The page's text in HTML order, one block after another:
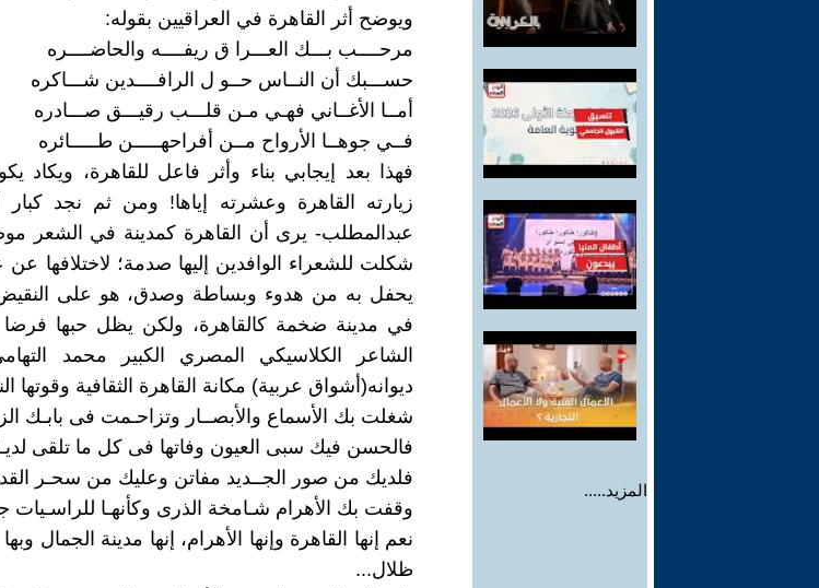
المزيد.....
ويوضح أثر القاهرة في العراقيين بقوله:
مرحــــب بـــك العـــرا ق ريفــــه والحاضــــره
حســـبك أن النــاس حــو ل الرافــــدين شـــاكره
أمــا الأغــاني فهـي مـن قلـــب رقيـــق صـــادره
فــي جوهــا الأرواح مــن أفراحهـــــن طـــــائره
فهذا بعد إيجابي بناء وأثر فاعل للقاهرة،
زيارته القاهرة وعشرته إياها! ومن ثم نجد كبار
عبدالمطلب- يرى أن القاهرة كمدينة في الشعر
شكلت للشعراء الوافدين إليها صدمة؛ لاختلافها عن
يحفل به من هدوء وبساطة وصدق، هو على النقيض
في مدينة ضخمة كالقاهرة، ولكن يظل حبها فرضا
ديوانه(أشواق عربية) مكانة القاهرة الثقافية وقوتها
شغلت بك الأسماع والأبصــار وتزاحـمت فى بابـك
فالحسن فيك سبى العيون وفاتها فى كل ما تلقى
فلديك من صور الجــديد مفاتن وعليك من سحـر
وقفت بك الأهرام شـامخة الذرى وكأنهـا للراسـيات
نعم إنها القاهرة وإنها الأهرام، إنها مدينة الجمال
ظلال...